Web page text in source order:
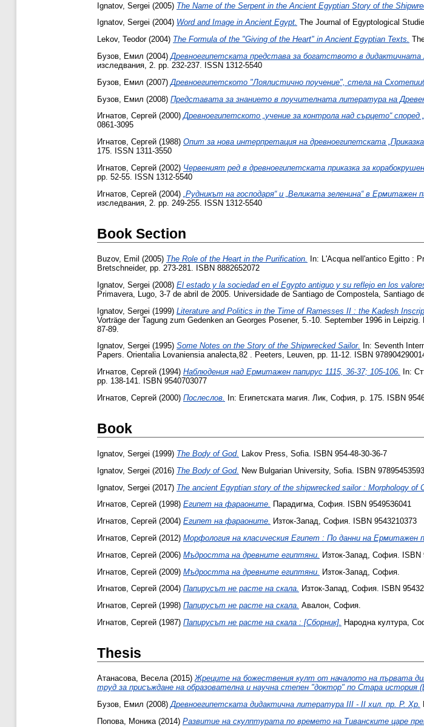
Ignatov, Sergei (2005) The Name of the Serpent in the Ancient Egyptian Story of the
Ignatov, Sergei (2004) Word and Image in Ancient Egypt. The Journal of Egyptological
Lekov, Teodor(2004) The Formula of the "Giving of the Heart" in Ancient Egyptian Texts.
Бузов, Емил (2004)Древноегипетската представа за богатството в дидактичната
изследвания, 2. pp. 232-237. ISSN 1312-5540
Бузов, Емил (2007) Древноегипетското "Лоялистично поучение", стела на
Бузов, Емил (2008) Представата за знанието в поучителната литература на
Игнатов, Сергей (2000)Древноегипетското „учение за контрола над сърцето“ според
0861-3095
Игнатов, Сергей (1988) Опит за нова интерпретация на древноегипетската
175. ISSN 1311-3550
Игнатов, Сергей (2002) Червеният ред в древноегипетската приказка за
pp. 52-55. ISSN 1312-5540
Игнатов, Сергей (2004) „Рудникът на господаря“ и „Великата зеленина“ в Ермитажен
изследвания, 2. pp. 249-255. ISSN 1312-5540
Book Section
Buzov, Emil (2005) The Role of the Heart in the Purification.
In: L'Acqua nell'antico Egitto :
Bretschneider, pp. 273-281. ISBN 8882652072
Ignatov, Sergei (2008) El estado y la sociedad en el Egypto antiguo y su reflejo en los
Primavera, Lugo, 3-7 de abril de 2005. Universidade de Santiago de Compostela, Santiago
Ignatov, Sergei (1999) Literature and Politics in the Time of Ramesses II : the Kadesh
Vorträge der Tagung zum Gedenken an Georges Posener, 5.-10. September 1996 in
87-89.
Ignatov, Sergei (1995) Some Notes on the Story of the Shipwrecked Sailor.
In: Seventh
Papers. Orientalia Lovaniensia analecta,82 . Peeters, Leuven, pp. 11-12. ISBN
Игнатов, Сергей (1994) Наблюдения над Ермитажен папирус 1115, 36-37; 105-106.
In:
pp. 138-141. ISBN 9540703077
Игнатов, Сергей (2000) Послеслов. In: Египетската магия. Лик, София, p. 175. ISBN
Book
Ignatov, Sergei (1999) The Body of God. Lakov Press, Sofia. ISBN 954-48-30-36-7
Ignatov, Sergei (2016) The Body of God. New Bulgarian University, Sofia. ISBN
Ignatov, Sergei (2017) The ancient Egyptian story of the shipwrecked sailor : Morphology of
Игнатов, Сергей (1998) Египет на фараоните. Парадигма, София. ISBN 9549536041
Игнатов, Сергей (2004) Египет на фараоните. Изток-Запад, София. ISBN 9543210373
Игнатов, Сергей (2012) Морфология на класическия Египет : По данни на Ермитажен
Игнатов, Сергей (2006) Мъдростта на древните египтяни.
Изток-Запад, София. ISBN
Игнатов, Сергей (2009) Мъдростта на древните египтяни. Изток-Запад, София.
Игнатов, Сергей (2004) Папирусът не расте на скала. Изток-Запад, София. ISBN
Игнатов, Сергей (1998) Папирусът не расте на скала. Авалон, София.
Игнатов, Сергей (1987) Папирусът не расте на скала : [Сборник]. Народна култура,
Thesis
Атанасова, Весела(2015)Жреците на божествения култ от началото на първата
труд за присъждане на образователна и научна степен "доктор" по Стара история
Бузов, Емил (2008) Древноегипетската дидактична литература III - II хил. пр. Р. Хр.
Попова, Моника (2014) Развитие на скулптурата по времето на Тиванските царе